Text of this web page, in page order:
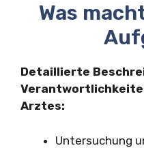
Was
Detaillierte
Arztes:
Untersuchung